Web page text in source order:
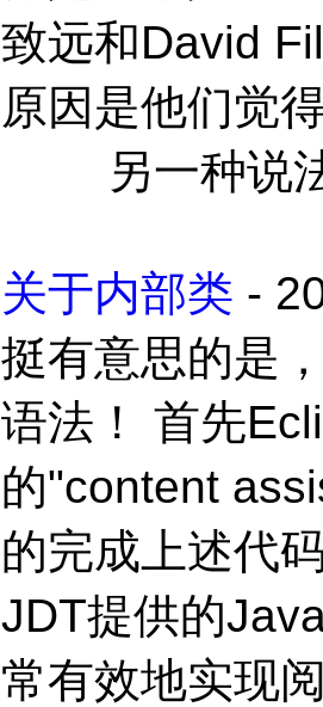
致远和David
原因是他们觉
另一种说法
关于内部类 -
挺有意思的是
语法！ 首先
的"content
的完成上述代
JDT提供的
常有效地实现